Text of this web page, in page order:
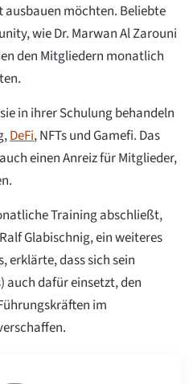
ausbauen möchten. Beliebte
wie Dr. Marwan Al Zarouni
den Mitgliedern monatlich
in ihrer Schulung behandeln
DeFi, NFTs und Gamefi. Das
einen Anreiz für Mitglieder,
Training abschließt,
Glabischnig, ein weiteres
erklärte, dass sich sein
auch dafür einsetzt, den
im